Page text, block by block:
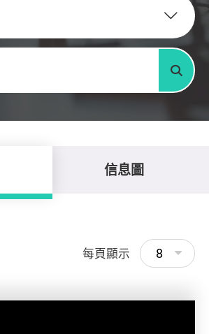
搜尋
信息圖
每頁顯示 8